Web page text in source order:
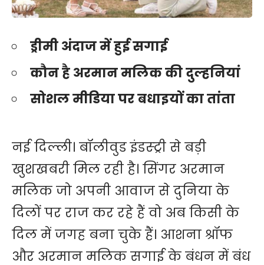
ड्रीमी अंदाज में हुई सगाई
कौन है अरमान मलिक की दुल्हनियां
सोशल मीडिया पर बधाइयों का तांता
नई दिल्ली। बॉलीवुड इंडस्ट्री से बड़ी
खुशखबरी मिल रही है। सिंगर अरमान
मलिक जो अपनी आवाज से दुनिया के
दिलों पर राज कर रहे हैं वो अब किसी के
दिल में जगह बना चुके हैं। आशना श्रॉफ
और अरमान मलिक सगाई के बंधन में बंध